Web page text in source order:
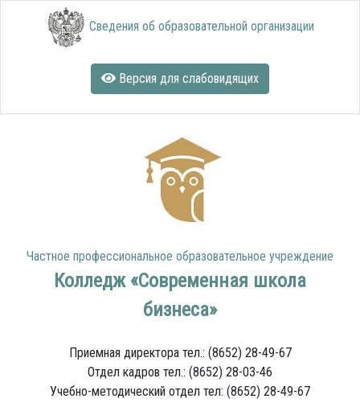
Сведения об образовательной организации
Версия для слабовидящих
Частное профессиональное образовательное учреждение
Колледж «Современная школа
бизнеса»
Приемная директора тел.: (8652) 28-49-67
Отдел кадров тел.: (8652) 28-03-46
Учебно-методический отдел тел: (8652) 28-49-67